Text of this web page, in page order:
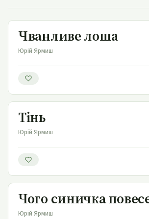
Чванливе лоша
Чванливе лоша
Юрій Ярмиш
Тінь
Тінь
Юрій Ярмиш
Чого синичка
Чого синичка
Юрій Ярмиш